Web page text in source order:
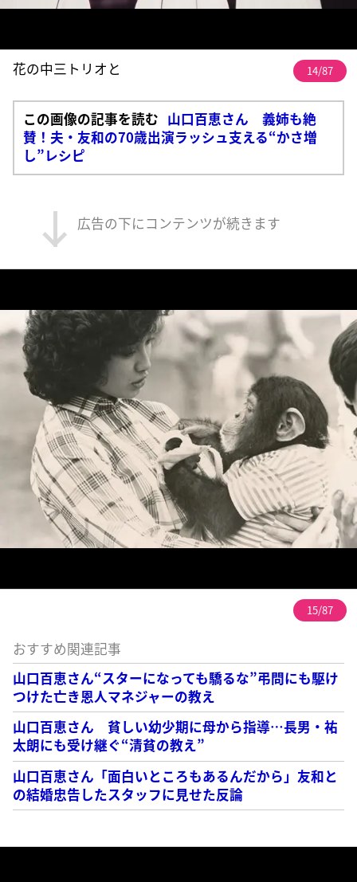
花の中三トリオと 14/87
この画像の記事を読む 山口百恵さん 義姉も絶
賛！夫・友和の70歳出演ラッシュ支える“かさ増
し”レシピ
広告の下にコンテンツが続きます
15/87
おすすめ関連記事
山口百恵さん“スターになっても驕るな”弔問にも駆け
つけた亡き恩人マネジャーの教え
山口百恵さん 貧しい幼少期に母から指導…長男・祐
太朗にも受け継ぐ“清貧の教え”
山口百恵さん「面白いところもあるんだから」友和と
の結婚忠告したスタッフに見せた反論